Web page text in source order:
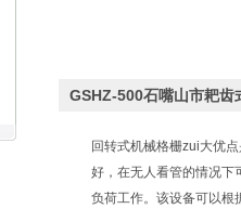
GSHZ-500石嘴山市耙齿
回转式机械格栅zui大优
好，在无人看管的情况下
负荷工作。该设备可以根